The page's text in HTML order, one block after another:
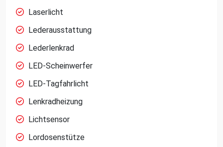
Laserlicht
Lederausstattung
Lederlenkrad
LED-Scheinwerfer
LED-Tagfahrlicht
Lenkradheizung
Lichtsensor
Lordosenstütze